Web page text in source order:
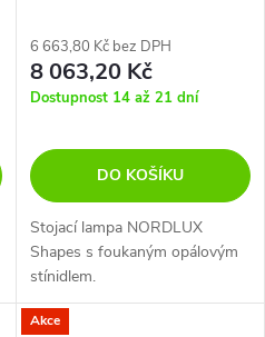
6 663,80 Kč bez DPH
8 063,20 Kč
Dostupnost 14 až 21 dní
DO KOŠÍKU
Stojací lampa NORDLUX
Shapes s foukaným opálovým
stínidlem.
Akce